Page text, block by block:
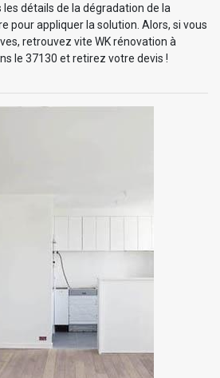
détails de la dégradation de la
pour appliquer la solution. Alors, si vous
retrouvez vite WK rénovation à
le 37130 et retirez votre devis !